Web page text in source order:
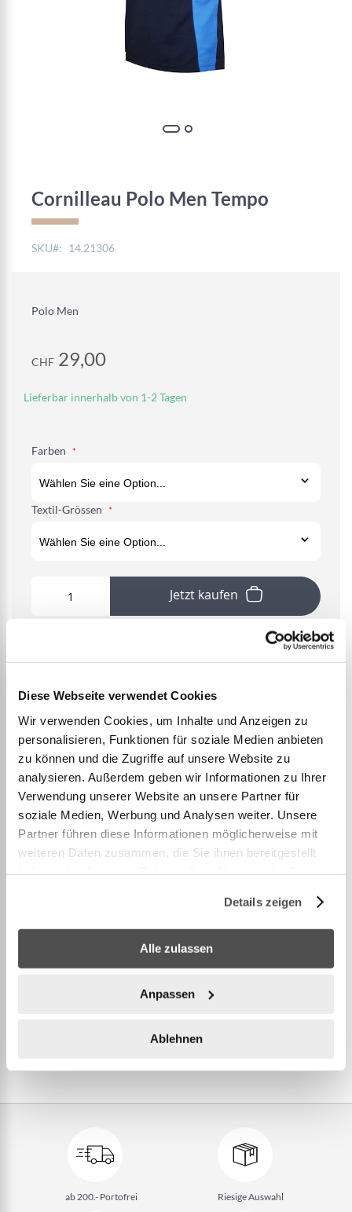
Diese Webseite verwendet Cookies
Wir verwenden Cookies, um Inhalte und Anzeigen zu
personalisieren, Funktionen für soziale Medien anbieten
zu können und die Zugriffe auf unsere Website zu
analysieren. Außerdem geben wir Informationen zu Ihrer
Verwendung unserer Website an unsere Partner für
soziale Medien, Werbung und Analysen weiter. Unsere
Partner führen diese Informationen möglicherweise mit
weiteren Daten zusammen, die Sie ihnen bereitgestellt
Details zeigen
Alle zulassen
Anpassen
Ablehnen
Cornilleau Polo Men Tempo
SKU 14.21306
Polo Men
CHF 29,00
Lieferbar innerhalb von 1-2 Tagen
Farben
Textil-Grössen
Jetzt kaufen
Bildgalerie
springen
DETAILS
Cornilleau Poloshirt für Herren Material: 100%
Farben: schwarz-rot-weiss / navy-royal-weiss
WEITERE INFORMATIONEN
ab 200.- Portofrei Riesige Auswahl